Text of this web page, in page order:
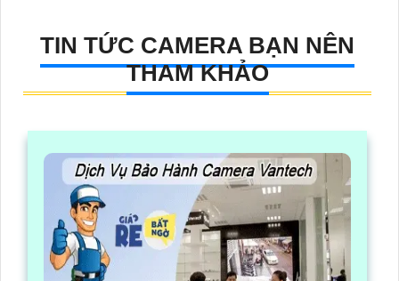
TIN TỨC CAMERA BẠN NÊN
THAM KHẢO